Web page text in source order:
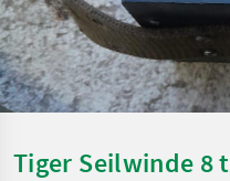
Tiger Seilwinde 8 t